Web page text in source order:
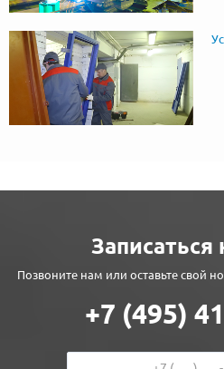
Записаться
Позвоните нам или оставьте свой
+7 (495)